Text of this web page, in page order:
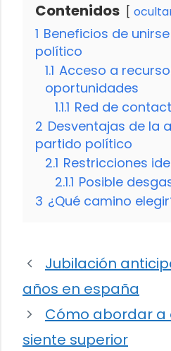
Contenidos
1 Beneficios de
político
1.1 Acceso a
oportunidades
1.1.1 Red de
2 Desventajas de la
partido político
2.1 Restricciones
2.1.1 Posible
3 ¿Qué camino
Jubilación
años en españa
Cómo abordar a
siente superior